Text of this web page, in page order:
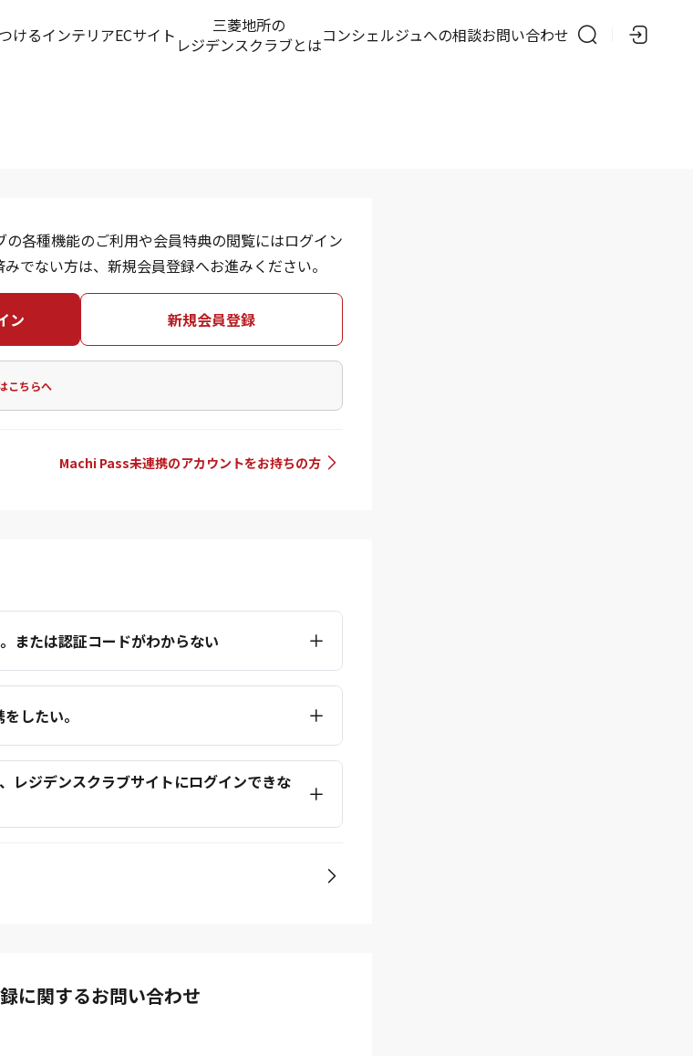
けるインテリアECサイト
三菱地所の
レジデンスクラブとはコンシェルジュへの相談お問い合わせ
各種機能のご利用や会員特典の閲覧にはログイン
でない方は、新規会員登録へお進みください。
ン 新規会員登録
こちらへ
Machi Pass未連携のアカウントをお持ちの方
または認証コードがわからない
したい。
レジデンスクラブサイトにログインできな
に関するお問い合わせ